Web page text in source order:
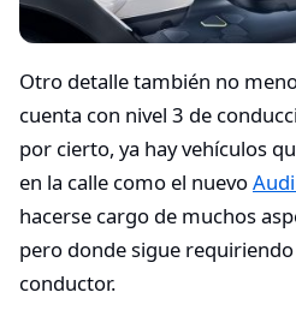
Otro detalle también no
cuenta con nivel 3 de
por cierto, ya hay vehículos
en la calle como el nuevo
hacerse cargo de muchos
pero donde sigue
conductor.